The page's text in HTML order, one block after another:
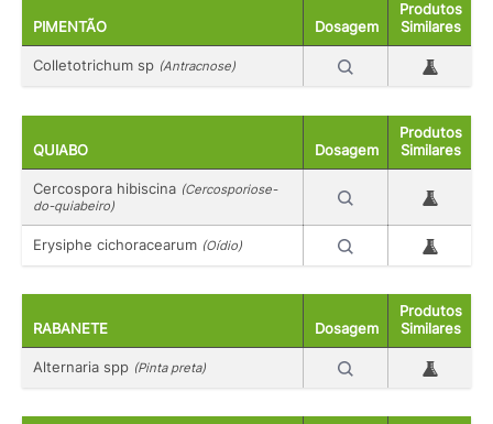
PIMENTÃO Dosagem
Produtos
Similares
Colletotrichum sp (Antracnose)
QUIABO Dosagem
Produtos
Similares
Cercospora hibiscina (Cercosporiose-
do-quiabeiro)
Erysiphe cichoracearum (Oídio)
RABANETE Dosagem
Produtos
Similares
Alternaria spp (Pinta preta)